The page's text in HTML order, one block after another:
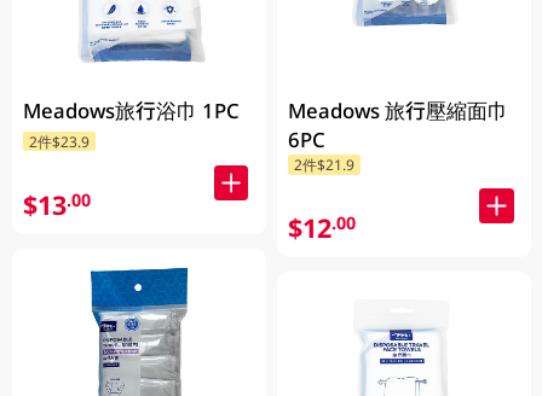
Meadows旅行浴巾 1PC
2件$23.9
$13.00
Meadows 旅行壓縮面巾
6PC
2件$21.9
$12.00